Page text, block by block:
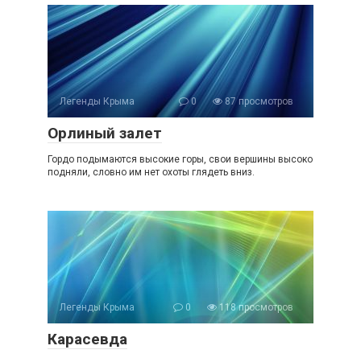
Легенды Крыма 0 87 просмотров
Орлиный залет
Гордо подымаются высокие горы, свои вершины высоко
подняли, словно им нет охоты глядеть вниз.
Легенды Крыма 0 118 просмотров
Карасевда